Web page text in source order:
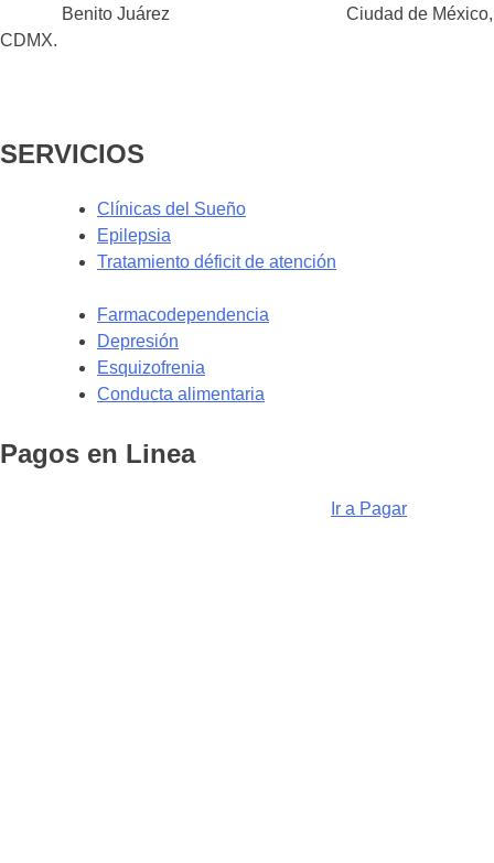
Benito Juárez Ciudad de México,
CDMX.
SERVICIOS
Clínicas del Sueño
Epilepsia
Tratamiento déficit de atención
Farmacodependencia
Depresión
Esquizofrenia
Conducta alimentaria
Pagos en Linea
Ir a Pagar